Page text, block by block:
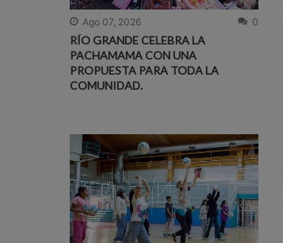
Ago 07, 2026 0
RÍO GRANDE CELEBRA LA
PACHAMAMA CON UNA
PROPUESTA PARA TODA LA
COMUNIDAD.